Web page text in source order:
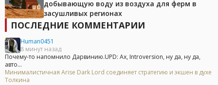
добывающую воду из воздуха для ферм в
засушливых регионах
ПОСЛЕДНИЕ КОММЕНТАРИИ
Human0451
8 минут назад
Почему-то напомнило Дарвинию.UPD: Ах, Introversion, ну да, ну да,
авто...
Минималистичная Arise Dark Lord соединяет стратегию и экшен в духе
Толкина